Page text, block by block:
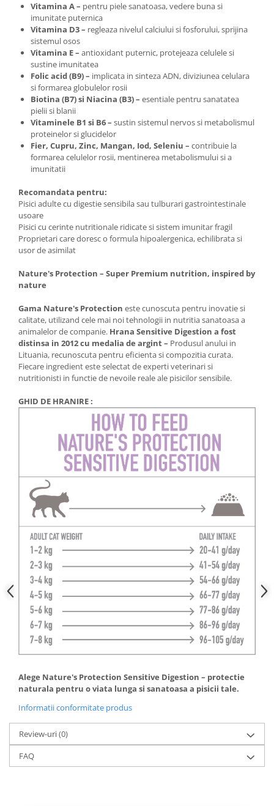
Vitamina A – pentru piele sanatoasa, vedere buna si
imunitate puternica
Vitamina D3 – regleaza nivelul calciului si fosforului, sprijina
sistemul osos
Vitamina E – antioxidant puternic, protejeaza celulele si
sustine imunitatea
Folic acid (B9) – implicata in sinteza ADN, diviziunea celulara
si formarea globulelor rosii
Biotina (B7) si Niacina (B3) – esentiale pentru sanatatea
pielii si blanii
Vitaminele B1 si B6 – sustin sistemul nervos si metabolismul
proteinelor si glucidelor
Fier, Cupru, Zinc, Mangan, Iod, Seleniu – contribuie la
formarea celulelor rosii, mentinerea metabolismului si a
imunitatii
Recomandata pentru:
Pisici adulte cu digestie sensibila sau tulburari gastrointestinale
usoare
Pisici cu cerinte nutritionale ridicate si sistem imunitar fragil
Proprietari care doresc o formula hipoalergenica, echilibrata si
usor de asimilat
Nature's Protection – Super Premium nutrition, inspired by
nature
Gama Nature's Protection este cunoscuta pentru inovatie si
calitate, utilizand cele mai noi tehnologii in nutritia sanatoasa a
animalelor de companie. Hrana Sensitive Digestion a fost
distinsa in 2012 cu medalia de argint – Produsul anului in
Lituania, recunoscuta pentru eficienta si compozitia curata.
Fiecare ingredient este selectat de experti veterinari si
nutritionisti in functie de nevoile reale ale pisicilor sensibile.
GHID DE HRANIRE :
Alege Nature's Protection Sensitive Digestion – protectie
naturala pentru o viata lunga si sanatoasa a pisicii tale.
Informatii conformitate produs
Review-uri(0)
FAQ